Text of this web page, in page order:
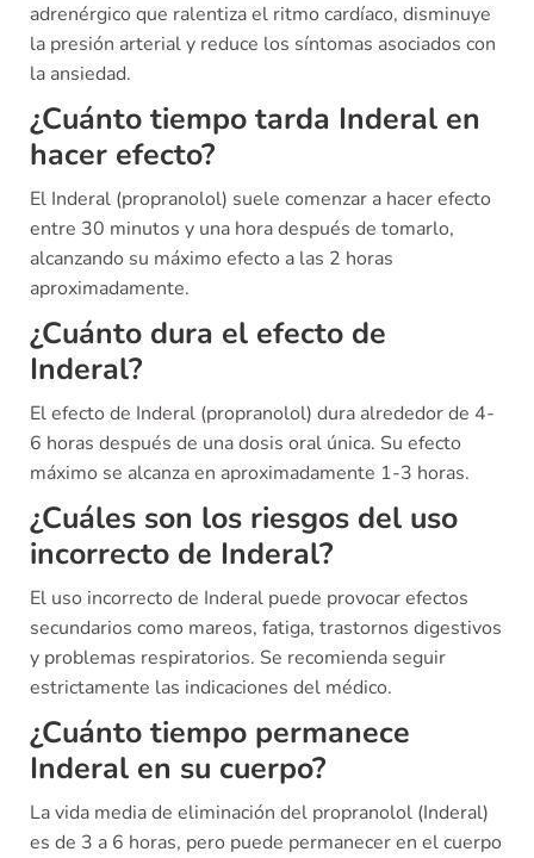
adrenérgico que ralentiza el ritmo cardíaco, disminuye
la presión arterial y reduce los síntomas asociados con
la ansiedad.
¿Cuánto tiempo tarda Inderal en
hacer efecto?
El Inderal (propranolol) suele comenzar a hacer efecto
entre 30 minutos y una hora después de tomarlo,
alcanzando su máximo efecto a las 2 horas
aproximadamente.
¿Cuánto dura el efecto de
Inderal?
El efecto de Inderal (propranolol) dura alrededor de 4-
6 horas después de una dosis oral única. Su efecto
máximo se alcanza en aproximadamente 1-3 horas.
¿Cuáles son los riesgos del uso
incorrecto de Inderal?
El uso incorrecto de Inderal puede provocar efectos
secundarios como mareos, fatiga, trastornos digestivos
y problemas respiratorios. Se recomienda seguir
estrictamente las indicaciones del médico.
¿Cuánto tiempo permanece
Inderal en su cuerpo?
La vida media de eliminación del propranolol (Inderal)
es de 3 a 6 horas, pero puede permanecer en el cuerpo